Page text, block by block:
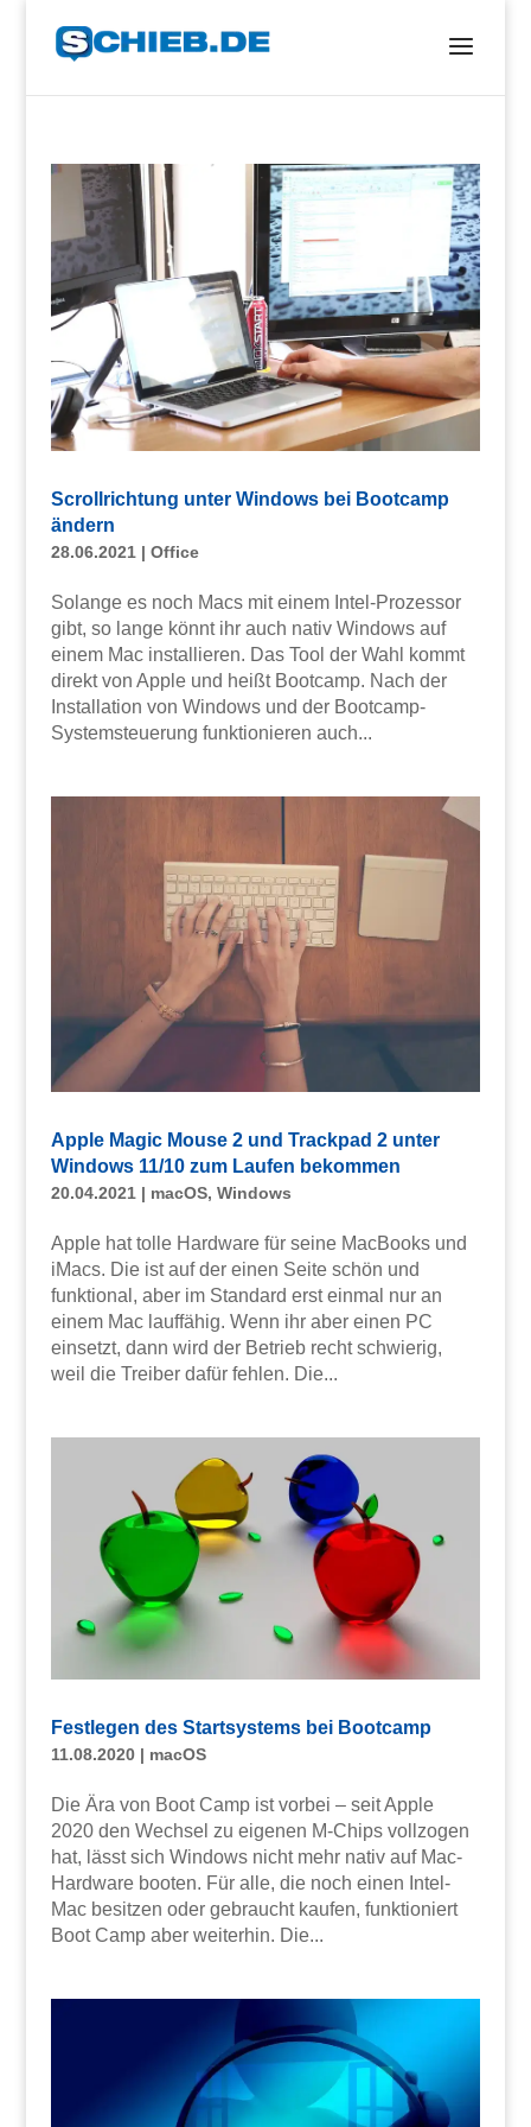
Scrollrichtung unter Windows bei Bootcamp
ändern
28.06.2021| Office
Solange es noch Macs mit einem Intel-Prozessor
gibt, so lange könnt ihr auch nativ Windows auf
einem Mac installieren. Das Tool der Wahl kommt
direkt von Apple und heißt Bootcamp. Nach der
Installation von Windows und der Bootcamp-
Systemsteuerung funktionieren auch...
Apple Magic Mouse 2 und Trackpad 2 unter
Windows 11/10 zum Laufen bekommen
20.04.2021| macOS, Windows
Apple hat tolle Hardware für seine MacBooks und
iMacs. Die ist auf der einen Seite schön und
funktional, aber im Standard erst einmal nur an
einem Mac lauffähig. Wenn ihr aber einen PC
einsetzt, dann wird der Betrieb recht schwierig,
weil die Treiber dafür fehlen. Die...
Festlegen des Startsystems bei Bootcamp
11.08.2020| macOS
Die Ära von Boot Camp ist vorbei – seit Apple
2020 den Wechsel zu eigenen M-Chips vollzogen
hat, lässt sich Windows nicht mehr nativ auf Mac-
Hardware booten. Für alle, die noch einen Intel-
Mac besitzen oder gebraucht kaufen, funktioniert
Boot Camp aber weiterhin. Die...